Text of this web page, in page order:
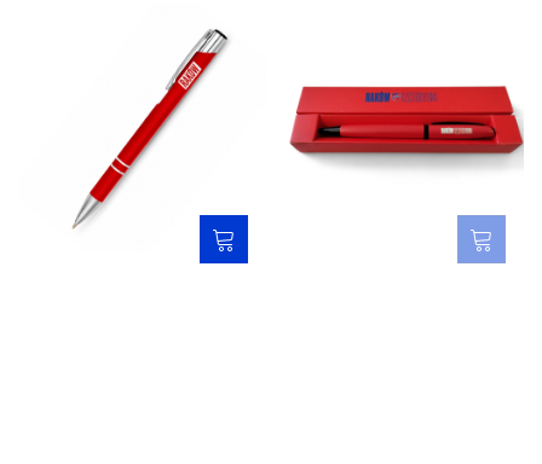
Długopis czerwony 26/27 -
Długopis czerwony w
opakowaniu - Raków